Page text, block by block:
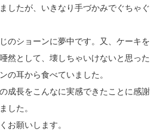
したが、いきなり手づかみでぐちゃぐ
のショーンに夢中です。又、ケーキを
然として、壊しちゃいけないと思った
の耳から食べていました。
成長をこんなに実感できたことに感謝
した。
お願いします。